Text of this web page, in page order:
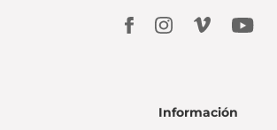
Información